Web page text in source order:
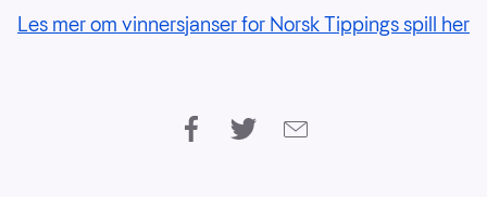
Les mer om vinnersjanser for Norsk Tippings spill her